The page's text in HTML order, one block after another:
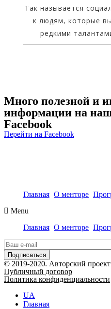
Так называется
к людям, которые
редкими
Много полезной и
информации на
Facebook
Перейти на Facebook
Главная О менторе
Menu
Главная О менторе
© 2019-2020. Авторский
Публичный договор
Политика конфиденциальности
UA
Главная